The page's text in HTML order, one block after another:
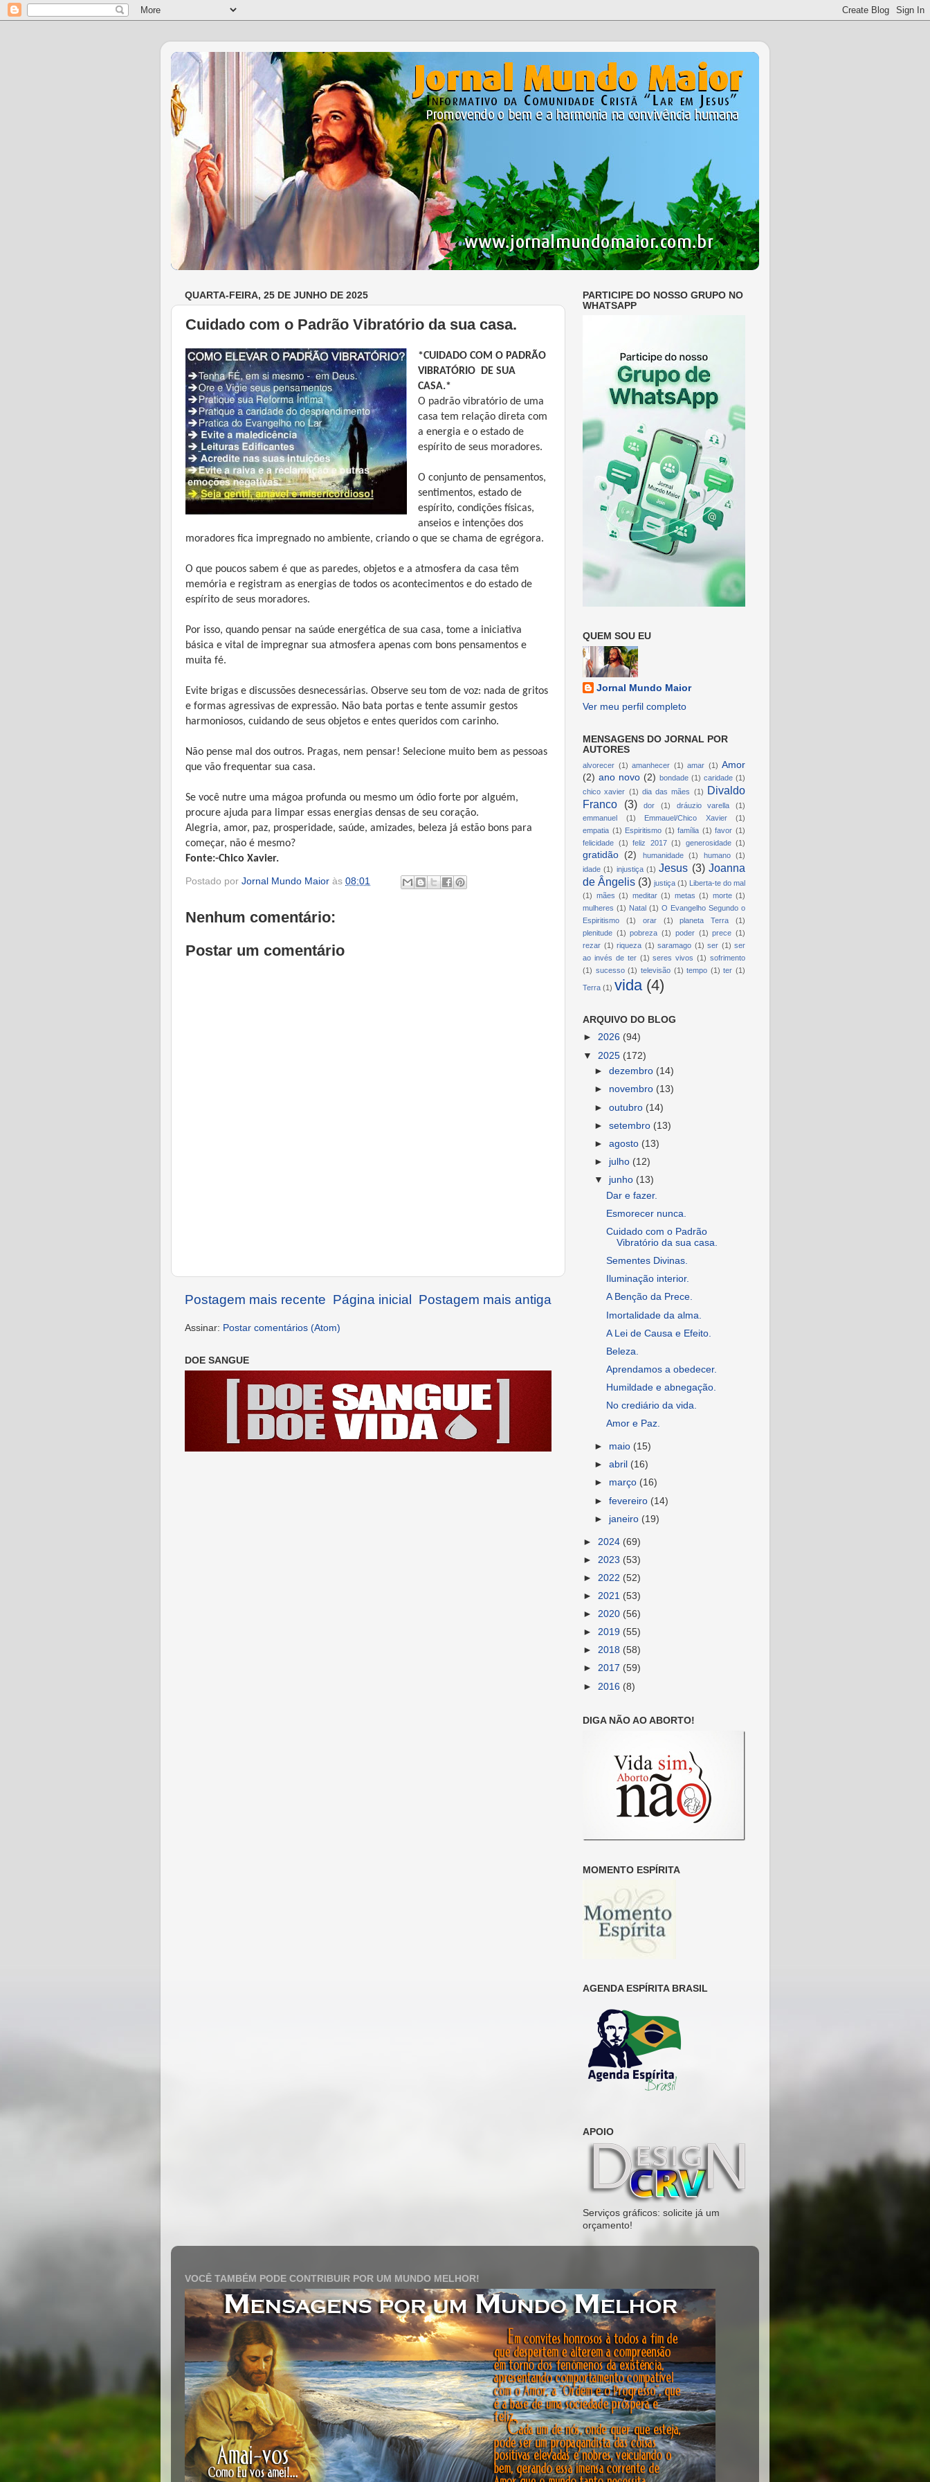
QUARTA-FEIRA, 25 DE JUNHO DE 2025
Cuidado com o Padrão Vibratório da sua casa.
*CUIDADO COM O PADRÃO
VIBRATÓRIO DE SUA
CASA.*
O padrão vibratório de uma
casa tem relação direta com
a energia e o estado de
espírito de seus moradores.
O conjunto de pensamentos,
sentimentos, estado de
espírito, condições físicas,
anseios e intenções dos
moradores fica impregnado no ambiente, criando o que se chama de egrégora.
O que poucos sabem é que as paredes, objetos e a atmosfera da casa têm
memória e registram as energias de todos os acontecimentos e do estado de
espírito de seus moradores.
Por isso, quando pensar na saúde energética de sua casa, tome a iniciativa
básica e vital de impregnar sua atmosfera apenas com bons pensamentos e
muita fé.
Evite brigas e discussões desnecessárias. Observe seu tom de voz: nada de gritos
e formas agressivas de expressão. Não bata portas e tente assumir gestos
harmoniosos, cuidando de seus objetos e entes queridos com carinho.
Não pense mal dos outros. Pragas, nem pensar! Selecione muito bem as pessoas
que vão frequentar sua casa.
Se você nutre uma mágoa profunda ou mesmo um ódio forte por alguém,
procure ajuda para limpar essas energias densas de seu coração.
Alegria, amor, paz, prosperidade, saúde, amizades, beleza já estão bons para
começar, não é mesmo?
Fonte:-Chico Xavier.
Postado por Jornal Mundo Maior às 08:01
Nenhum comentário:
Postar um comentário
Postagem mais recente Postagem mais antiga
Página inicial
Assinar: Postar comentários (Atom)
DOE SANGUE
PARTICIPE DO NOSSO GRUPO NO
WHATSAPP
QUEM SOU EU
Jornal Mundo Maior
Ver meu perfil completo
MENSAGENS DO JORNAL POR
AUTORES
alvorecer (1) amanhecer (1) amar (1) Amor
(2) ano novo (2) bondade (1) caridade (1)
chico xavier (1) dia das mães (1) Divaldo
Franco
(3) dor (1) dráuzio varella
(1)
emmanuel
(1) Emmauel/Chico Xavier
(1)
empatia (1) Espiritismo (1) família (1) favor (1)
felicidade (1) feliz 2017 (1) generosidade (1)
gratidão (2) humanidade (1) humano
(1)
idade (1) injustiça (1) Jesus (3) Joanna
de Ângelis (3) justiça (1)
Liberta-te do mal
(1) mães (1) meditar (1) metas (1) morte (1)
mulheres (1) Natal (1) O Evangelho Segundo o
Espiritismo
(1) orar (1) planeta Terra
(1)
plenitude (1) pobreza (1) poder (1) prece (1)
rezar (1) riqueza (1) saramago (1) ser (1) ser
ao invés de ter (1) seres vivos (1) sofrimento
(1) sucesso (1) televisão (1) tempo (1) ter (1)
Terra (1) vida (4)
ARQUIVO DO BLOG
► 2026 (94)
▼ 2025 (172)
►dezembro (14)
► novembro (13)
►outubro (14)
►setembro (13)
►agosto (13)
► julho (12)
▼ junho (13)
Dar e fazer.
Esmorecer nunca.
Cuidado com o Padrão
Vibratório da sua casa.
Sementes Divinas.
Iluminação interior.
A Benção da Prece.
Imortalidade da alma.
A Lei de Causa e Efeito.
Beleza.
Aprendamos a obedecer.
Humildade e abnegação.
No crediário da vida.
Amor e Paz.
► maio (15)
►abril (16)
► março (16)
►fevereiro (14)
► janeiro (19)
► 2024 (69)
► 2023 (53)
► 2022 (52)
► 2021 (53)
► 2020 (56)
► 2019 (55)
► 2018 (58)
► 2017 (59)
► 2016 (8)
DIGA NÃO AO ABORTO!
MOMENTO ESPÍRITA
AGENDA ESPÍRITA BRASIL
APOIO
Serviços gráficos: solicite já um
orçamento!
VOCÊ TAMBÉM PODE CONTRIBUIR POR UM MUNDO MELHOR!